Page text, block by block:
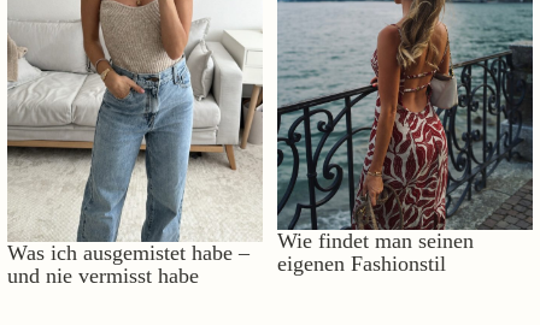
Was ich ausgemistet habe –
und nie vermisst habe
Wie findet man seinen
eigenen Fashionstil